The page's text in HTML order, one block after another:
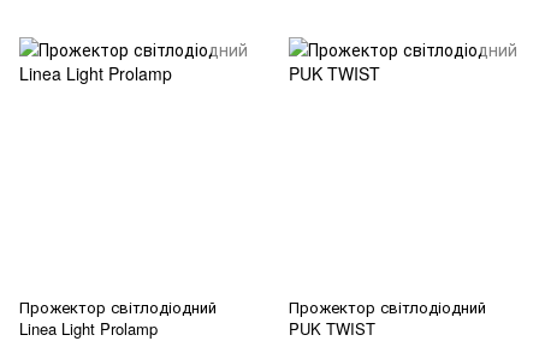
Прожектор світлодіодний
Linea Light Prolamp
Прожектор світлодіодний
PUK TWIST